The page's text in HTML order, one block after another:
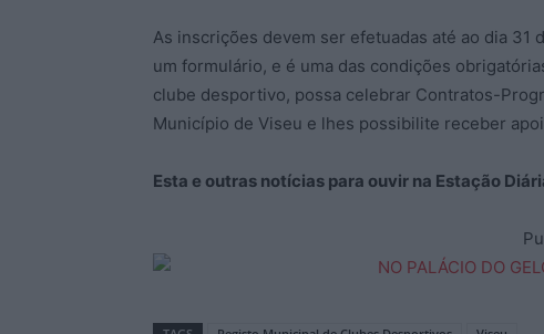
As inscrições devem ser efetuadas até ao dia
um formulário, e é uma das condições
clube desportivo, possa celebrar Contratos-
Município de Viseu e lhes possibilite receber
Esta e outras notícias para ouvir na Estação